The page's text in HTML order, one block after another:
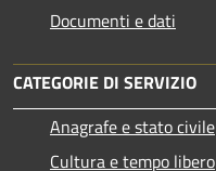
Documenti e dati
CATEGORIE DI SERVIZIO
Anagrafe e stato civile
Cultura e tempo libero